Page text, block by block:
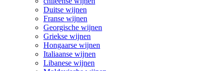
Duitse wijnen
Franse wijnen
Georgische wijnen
Griekse wijnen
Hongaarse wijnen
Italiaanse wijnen
Libanese wijnen